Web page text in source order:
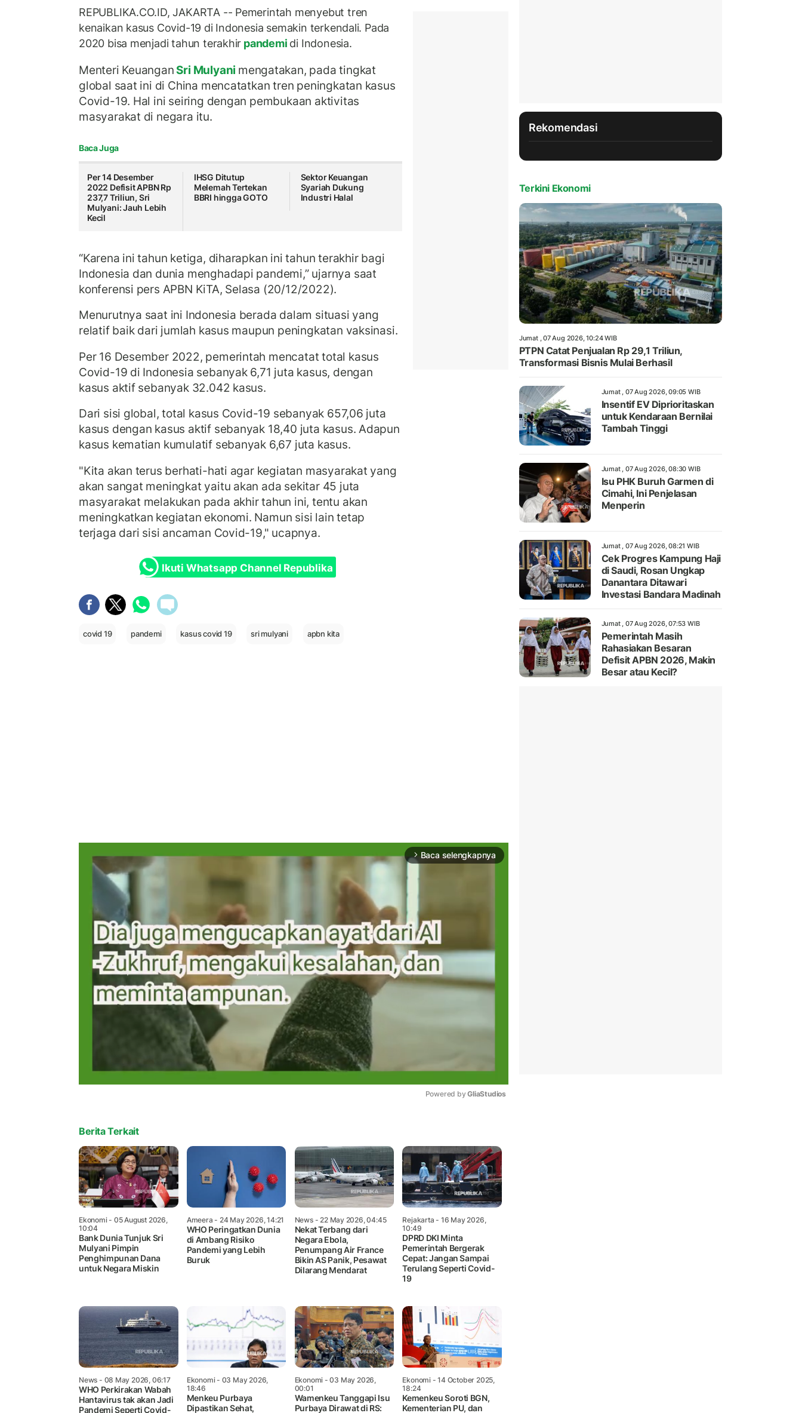
REPUBLIKA.CO.ID, JAKARTA -- Pemerintah menyebut tren
kenaikan kasus Covid-19 di Indonesia semakin terkendali. Pada
2020 bisa menjadi tahun terakhir pandemi di Indonesia.
Menteri KeuanganSri Mulyani mengatakan, pada tingkat
global saat ini di China mencatatkan tren peningkatan kasus
Covid-19. Hal ini seiring dengan pembukaan aktivitas
masyarakat di negara itu.
Baca Juga
Per 14 Desember
2022 Defisit APBN Rp
237,7 Triliun, Sri
Mulyani: Jauh Lebih
Kecil
IHSG Ditutup
Melemah Tertekan
BBRI hingga GOTO
Sektor Keuangan
Syariah Dukung
Industri Halal
“Karena ini tahun ketiga, diharapkan ini tahun terakhir bagi
Indonesia dan dunia menghadapi pandemi,” ujarnya saat
konferensi pers APBN KiTA, Selasa (20/12/2022).
Menurutnya saat ini Indonesia berada dalam situasi yang
relatif baik dari jumlah kasus maupun peningkatan vaksinasi.
Per 16 Desember 2022, pemerintah mencatat total kasus
Covid-19 di Indonesia sebanyak 6,71 juta kasus, dengan
kasus aktif sebanyak 32.042 kasus.
Dari sisi global, total kasus Covid-19 sebanyak 657,06 juta
kasus dengan kasus aktif sebanyak 18,40 juta kasus. Adapun
kasus kematian kumulatif sebanyak 6,67 juta kasus.
"Kita akan terus berhati-hati agar kegiatan masyarakat yang
akan sangat meningkat yaitu akan ada sekitar 45 juta
masyarakat melakukan pada akhir tahun ini, tentu akan
meningkatkan kegiatan ekonomi. Namun sisi lain tetap
terjaga dari sisi ancaman Covid-19," ucapnya.
Ikuti Whatsapp Channel Republika
covid 19 pandemi kasus covid 19 sri mulyani apbn kita
arrow_forward_ios Baca selengkapnya
Powered by GliaStudios
Berita Terkait
Ekonomi- 05 August 2026,
10:04
Bank Dunia Tunjuk Sri
Mulyani Pimpin
Penghimpunan Dana
untuk Negara Miskin
Ameera - 24 May 2026, 14:21
WHO Peringatkan Dunia
di Ambang Risiko
Pandemi yang Lebih
Buruk
News- 22 May 2026, 04:45
Nekat Terbang dari
Negara Ebola,
Penumpang Air France
Bikin AS Panik, Pesawat
Dilarang Mendarat
Rejakarta - 16 May 2026,
10:49
DPRD DKI Minta
Pemerintah Bergerak
Cepat: Jangan Sampai
Terulang Seperti Covid-
19
News - 08 May 2026, 06:17
WHO Perkirakan Wabah
Hantavirus tak akan Jadi
Pandemi Seperti Covid-
Ekonomi- 03 May 2026,
18:46
Menkeu Purbaya
Dipastikan Sehat,
Ekonomi - 03 May 2026,
00:01
Wamenkeu Tanggapi Isu
Purbaya Dirawat di RS:
Ekonomi- 14 October 2025,
18:24
Kemenkeu Soroti BGN,
Kementerian PU, dan
Rekomendasi
Terkini Ekonomi
Jumat , 07 Aug 2026, 10:24 WIB
PTPN Catat Penjualan Rp 29,1 Triliun,
Transformasi Bisnis Mulai Berhasil
Jumat , 07 Aug 2026, 09:05 WIB
Insentif EV Diprioritaskan
untuk Kendaraan Bernilai
Tambah Tinggi
Jumat , 07 Aug 2026, 08:30 WIB
Isu PHK Buruh Garmen di
Cimahi, Ini Penjelasan
Menperin
Jumat , 07 Aug 2026, 08:21 WIB
Cek Progres Kampung Haji
di Saudi, Rosan Ungkap
Danantara Ditawari
Investasi Bandara Madinah
Jumat , 07 Aug 2026, 07:53 WIB
Pemerintah Masih
Rahasiakan Besaran
Defisit APBN 2026, Makin
Besar atau Kecil?